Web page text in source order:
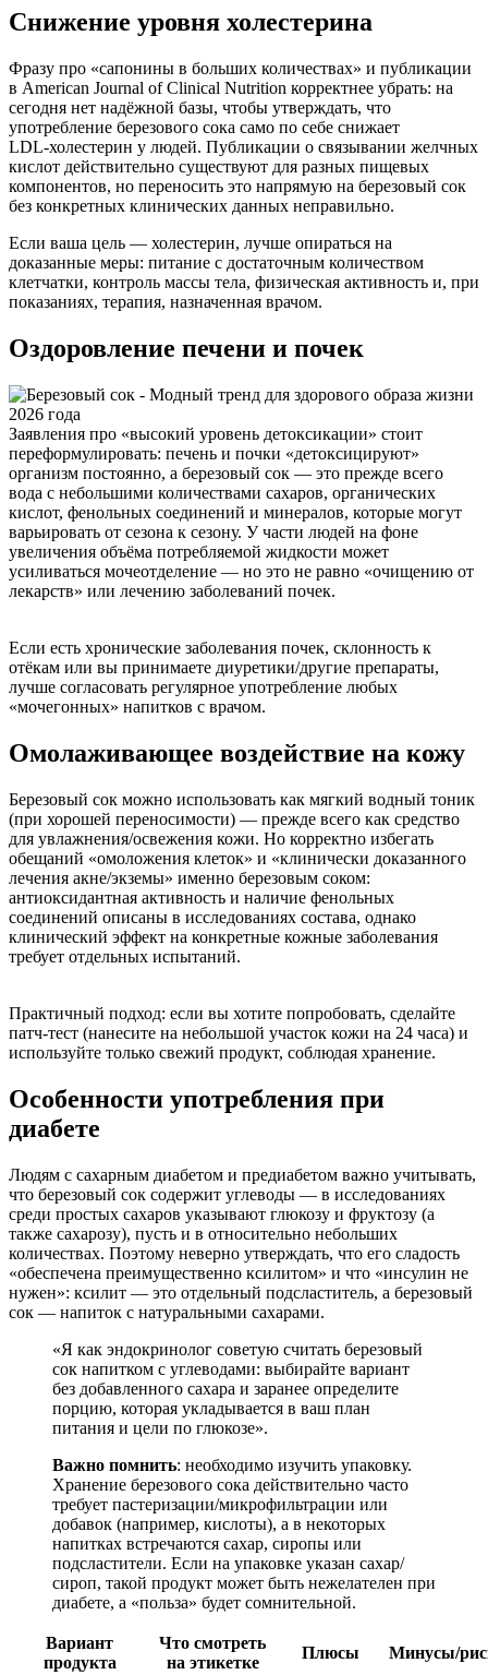
Снижение уровня холестерина
Фразу про «сапонины в больших количествах» и публикации
в American Journal of Clinical Nutrition корректнее убрать: на
сегодня нет надёжной базы, чтобы утверждать, что
употребление березового сока само по себе снижает
LDL‑холестерин у людей. Публикации о связывании желчных
кислот действительно существуют для разных пищевых
компонентов, но переносить это напрямую на березовый сок
без конкретных клинических данных неправильно.
Если ваша цель — холестерин, лучше опираться на
доказанные меры: питание с достаточным количеством
клетчатки, контроль массы тела, физическая активность и, при
показаниях, терапия, назначенная врачом.
Оздоровление печени и почек
Заявления про «высокий уровень детоксикации» стоит
переформулировать: печень и почки «детоксицируют»
организм постоянно, а березовый сок — это прежде всего
вода с небольшими количествами сахаров, органических
кислот, фенольных соединений и минералов, которые могут
варьировать от сезона к сезону. У части людей на фоне
увеличения объёма потребляемой жидкости может
усиливаться мочеотделение — но это не равно «очищению от
лекарств» или лечению заболеваний почек.
Если есть хронические заболевания почек, склонность к
отёкам или вы принимаете диуретики/другие препараты,
лучше согласовать регулярное употребление любых
«мочегонных» напитков с врачом.
Омолаживающее воздействие на кожу
Березовый сок можно использовать как мягкий водный тоник
(при хорошей переносимости) — прежде всего как средство
для увлажнения/освежения кожи. Но корректно избегать
обещаний «омоложения клеток» и «клинически доказанного
лечения акне/экземы» именно березовым соком:
антиоксидантная активность и наличие фенольных
соединений описаны в исследованиях состава, однако
клинический эффект на конкретные кожные заболевания
требует отдельных испытаний.
Практичный подход: если вы хотите попробовать, сделайте
патч‑тест (нанесите на небольшой участок кожи на 24 часа) и
используйте только свежий продукт, соблюдая хранение.
Особенности употребления при
диабете
Людям с сахарным диабетом и предиабетом важно учитывать,
что березовый сок содержит углеводы — в исследованиях
среди простых сахаров указывают глюкозу и фруктозу (а
также сахарозу), пусть и в относительно небольших
количествах. Поэтому неверно утверждать, что его сладость
«обеспечена преимущественно ксилитом» и что «инсулин не
нужен»: ксилит — это отдельный подсластитель, а березовый
сок — напиток с натуральными сахарами.
«Я как эндокринолог советую считать березовый
сок напитком с углеводами: выбирайте вариант
без добавленного сахара и заранее определите
порцию, которая укладывается в ваш план
питания и цели по глюкозе».
Важно помнить: необходимо изучить упаковку.
Хранение березового сока действительно часто
требует пастеризации/микрофильтрации или
добавок (например, кислоты), а в некоторых
напитках встречаются сахар, сиропы или
подсластители. Если на упаковке указан сахар/
сироп, такой продукт может быть нежелателен при
диабете, а «польза» будет сомнительной.
Вариант
продукта
Что смотреть
на этикетке
Плюсы Минусы/